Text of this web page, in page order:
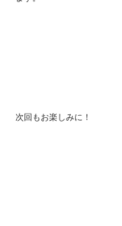
次回もお楽しみに！